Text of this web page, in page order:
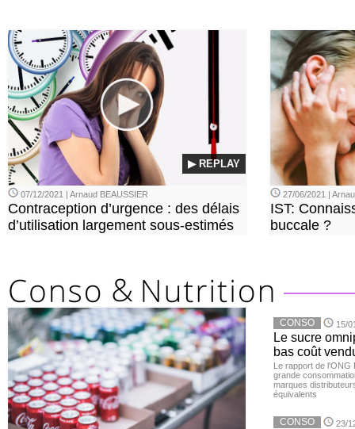
▶ REPLAY
07/12/2021 | Arnaud BEAUSSIER
Contraception d’urgence : des délais
d’utilisation largement sous-estimés
27/06/2021 |
IST:
buccale ?
CONSO 15/
Le sucre
bas coût
Le rapport de l'ONG
grande
marques
équivalents
CONSO 23/